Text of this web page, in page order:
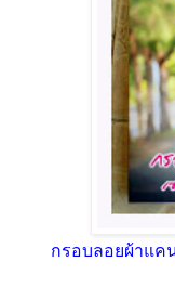
กรอบลอยผ้าแค